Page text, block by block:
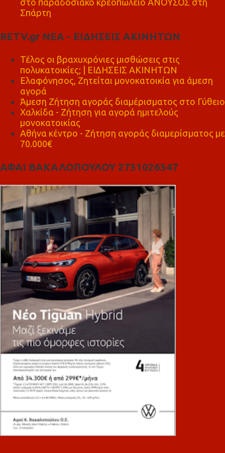
στο παραδοσιακό κρεοπωλείο ΑΝΟΥΣΟΣ στη
Σπάρτη
RETV.gr ΝΕΑ - ΕΙΔΗΣΕΙΣ ΑΚΙΝΗΤΩΝ
Τέλος οι βραχυχρόνιες μισθώσεις στις
πολυκατοικίες; | ΕΙΔΗΣΕΙΣ ΑΚΙΝΗΤΩΝ
Ελαφόνησος, Ζητείται μονοκατοικία για άμεση
αγορά
Άμεση Ζήτηση αγοράς διαμέρισματος στο Γύθειο
Χαλκίδα - Ζήτηση για αγορά ημιτελούς
μονοκατοικίας
Αθήνα κέντρο - Ζήτηση αγοράς διαμερίσματος με
70.000€
ΑΦΑΙ ΒΑΚΑΛΟΠΟΥΛΟΥ 2731026347